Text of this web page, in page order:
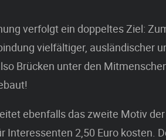
verfolgt ein doppeltes Ziel:
vielfältiger, ausländischer
Brücken unter den
ebenfalls das zweite Motiv der
Interessenten 2,50 Euro kosten.